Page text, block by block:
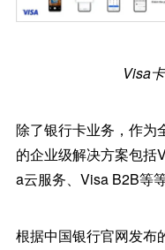
Visa
除了银行卡业务，作为
的企业级解决方案包
a云服务、Visa B2B等等
根据中国银行官网发布